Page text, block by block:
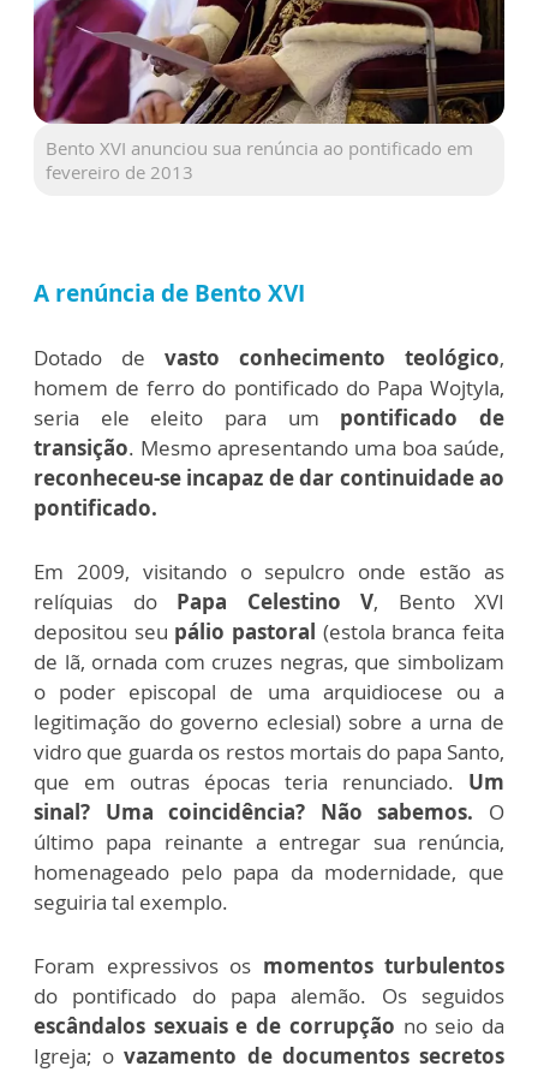
Bento XVI anunciou sua renúncia ao pontificado em
fevereiro de 2013
A renúncia de Bento XVI
Dotado de vasto conhecimento teológico,
homem de ferro do pontificado do Papa Wojtyla,
seria ele eleito para um pontificado de
transição. Mesmo apresentando uma boa saúde,
reconheceu-se incapaz de dar continuidade ao
pontificado.
Em 2009, visitando o sepulcro onde estão as
relíquias do Papa Celestino V, Bento XVI
depositou seu pálio pastoral (estola branca feita
de lã, ornada com cruzes negras, que simbolizam
o poder episcopal de uma arquidiocese ou a
legitimação do governo eclesial) sobre a urna de
vidro que guarda os restos mortais do papa Santo,
que em outras épocas teria renunciado. Um
sinal? Uma coincidência? Não sabemos. O
último papa reinante a entregar sua renúncia,
homenageado pelo papa da modernidade, que
seguiria tal exemplo.
Foram expressivos os momentos turbulentos
do pontificado do papa alemão. Os seguidos
escândalos sexuais e de corrupção no seio da
Igreja; ovazamento de documentos secretos